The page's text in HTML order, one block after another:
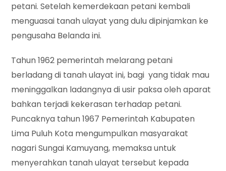
petani. Setelah kemerdekaan petani kembali
menguasai tanah ulayat yang dulu dipinjamkan ke
pengusaha Belanda ini.
Tahun 1962 pemerintah melarang petani
berladang di tanah ulayat ini, bagi yang tidak mau
meninggalkan ladangnya di usir paksa oleh aparat
bahkan terjadi kekerasan terhadap petani.
Puncaknya tahun 1967 Pemerintah Kabupaten
Lima Puluh Kota mengumpulkan masyarakat
nagari Sungai Kamuyang, memaksa untuk
menyerahkan tanah ulayat tersebut kepada